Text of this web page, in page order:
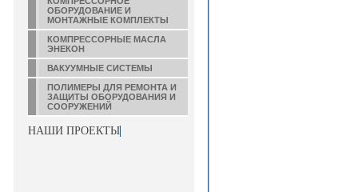
ОБОРУДОВАНИЕ И
МОНТАЖНЫЕ КОМПЛЕКТЫ
КОМПРЕССОРНЫЕ МАСЛА
ЭНЕКОН
ВАКУУМНЫЕ СИСТЕМЫ
ПОЛИМЕРЫ ДЛЯ РЕМОНТА И
ЗАЩИТЫ ОБОРУДОВАНИЯ И
СООРУЖЕНИЙ
НАШИ ПРОЕКТЫ